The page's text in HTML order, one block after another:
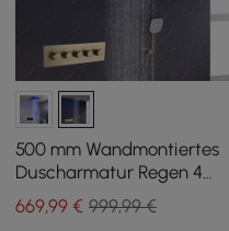
500 mm Wandmontiertes
Duscharmatur Regen 4
Funktionen thermostatisch
in Gold
669,99 € 999,99 €